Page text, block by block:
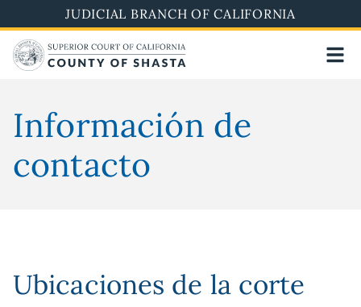
al
contenido
principal
JUDICIAL BRANCH OF CALIFORNIA
Información de
contacto
Ubicaciones de la corte